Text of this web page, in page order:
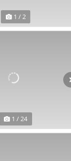
1 / 2
1 / 24